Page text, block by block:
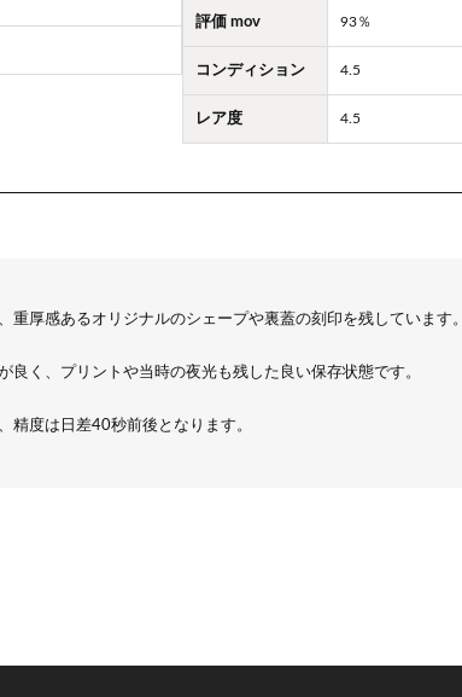
評価 mov 93％
コンディション 4.5
レア度 4.5
重厚感あるオリジナルのシェープや裏蓋の刻印を残しています。
良く、プリントや当時の夜光も残した良い保存状態です。
精度は日差40秒前後となります。